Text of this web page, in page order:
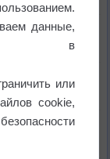
тень
данные,
в
или
cookie,